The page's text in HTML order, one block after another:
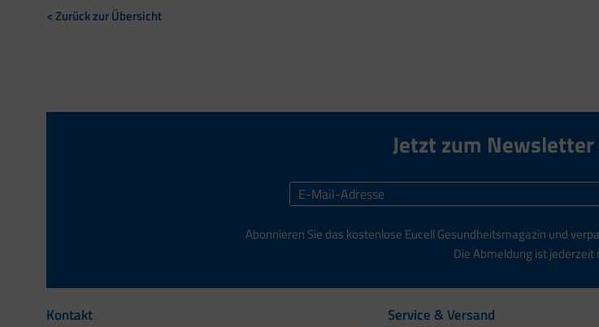
< Zurück zur Übersicht
Jetzt zum
Abonnieren Sie das kostenlose Eucell Gesundheitsmagazin und
Die Abmeldung ist jederzeit
Kontakt Service & Versand